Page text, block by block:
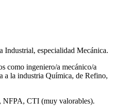
Industrial, especialidad Mecánica.
como ingeniero/a mecánico/a
a la industria Química, de Refino,
NFPA, CTI (muy valorables).